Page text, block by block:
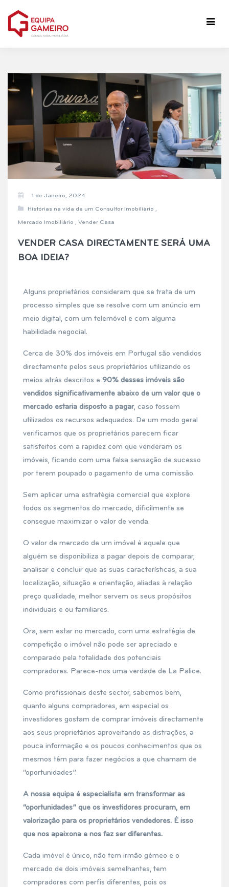
1 de Janeiro, 2024
Histórias na vida de um Consultor Imobiliário ,
Mercado Imobiliário , Vender Casa
VENDER CASA DIRECTAMENTE SERÁ UMA
BOA IDEIA?
Alguns proprietários consideram que se trata de um
processo simples que se resolve com um anúncio em
meio digital, com um telemóvel e com alguma
habilidade negocial.
Cerca de 30% dos imóveis em Portugal são vendidos
directamente pelos seus proprietários utilizando os
meios atrás descritos e 90% desses imóveis são
vendidos significativamente abaixo de um valor que o
mercado estaria disposto a pagar, caso fossem
utilizados os recursos adequados. De um modo geral
verificamos que os proprietários parecem ficar
satisfeitos com a rapidez com que venderam os
imóveis, ficando com uma falsa sensação de sucesso
por terem poupado o pagamento de uma comissão.
Sem aplicar uma estratégia comercial que explore
todos os segmentos do mercado, dificilmente se
consegue maximizar o valor de venda.
O valor de mercado de um imóvel é aquele que
alguém se disponibiliza a pagar depois de comparar,
analisar e concluir que as suas características, a sua
localização, situação e orientação, aliadas à relação
preço qualidade, melhor servem os seus propósitos
individuais e ou familiares.
Ora, sem estar no mercado, com uma estratégia de
competição o imóvel não pode ser apreciado e
comparado pela totalidade dos potenciais
compradores. Parece-nos uma verdade de La Palice.
Como profissionais deste sector, sabemos bem,
quanto alguns compradores, em especial os
investidores gostam de comprar imóveis directamente
aos seus proprietários aproveitando as distrações, a
pouca informação e os poucos conhecimentos que os
mesmos têm para fazer negócios a que chamam de
“oportunidades”.
A nossa equipa é especialista em transformar as
“oportunidades” que os investidores procuram, em
valorização para os proprietários vendedores. É isso
que nos apaixona e nos faz ser diferentes.
Cada imóvel é único, não tem irmão gémeo e o
mercado de dois imóveis semelhantes, tem
compradores com perfis diferentes, pois os